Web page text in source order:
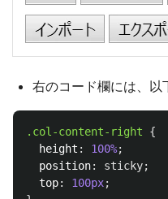
右のコード欄には、以
.col-content-right
{
height : 100%;
position: sticky;
top: 100px;